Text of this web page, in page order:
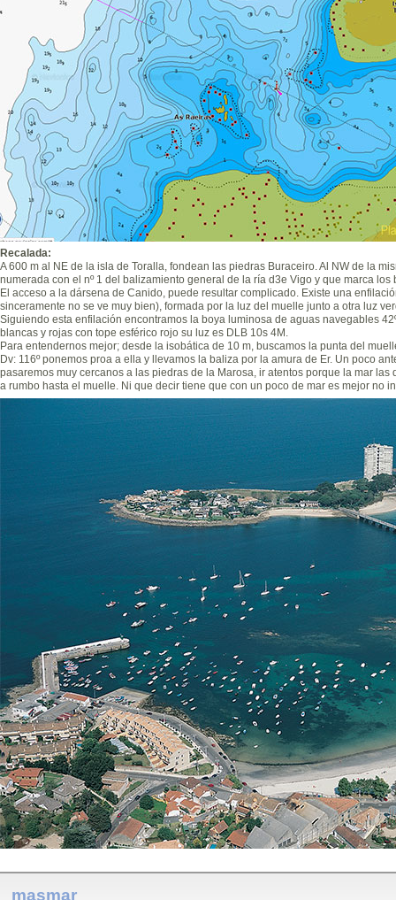
Recalada:
A 600 m al NE de la isla de Toralla, fondean las piedras Buraceiro. Al NW de la
numerada con el nº 1 del balizamiento general de la ría d3e Vigo y que marca los
El acceso a la dársena de Canido, puede resultar complicado. Existe una
sinceramente no se ve muy bien), formada por la luz del muelle junto a otra luz
Siguiendo esta enfilación encontramos la boya luminosa de aguas navegables
blancas y rojas con tope esférico rojo su luz es DLB 10s 4M.
Para entendernos mejor; desde la isobática de 10 m, buscamos la punta del
Dv: 116º ponemos proa a ella y llevamos la baliza por la amura de Er. Un poco
pasaremos muy cercanos a las piedras de la Marosa, ir atentos porque la mar
a rumbo hasta el muelle. Ni que decir tiene que con un poco de mar es mejor no
masmar